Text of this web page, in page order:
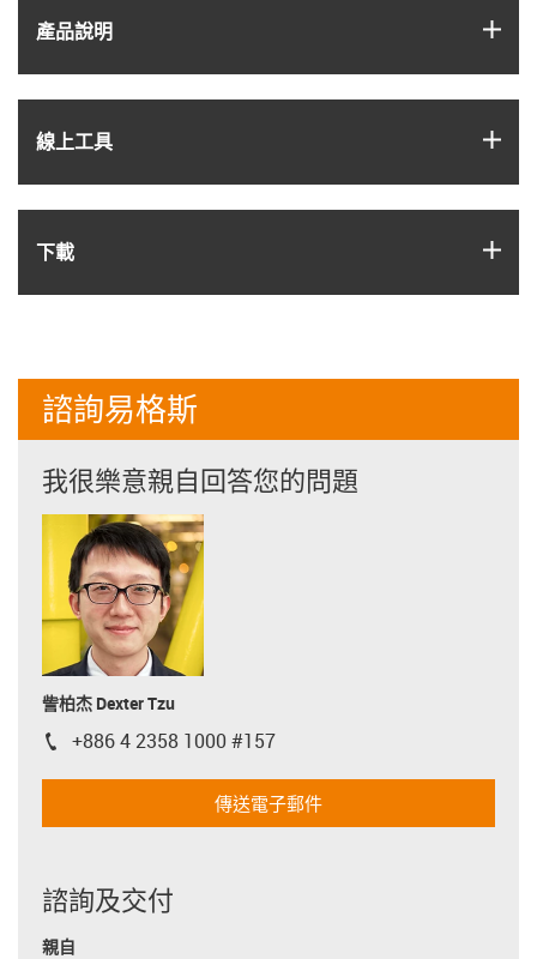
產品說明
線上工具
下載
諮詢易格斯
我很樂意親自回答您的問題
訾柏杰 Dexter Tzu
igus-icon-phone
+886 4 2358 1000 #157
傳送電子郵件
諮詢及交付
親自